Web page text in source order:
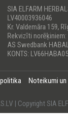
SIA ELFARM
LV40003936046
Kr. Valdemāra 159,
Rekvizīti norēķiniem:
AS Swedbank
KONTS:
Noteikumi
| Copyright SIA